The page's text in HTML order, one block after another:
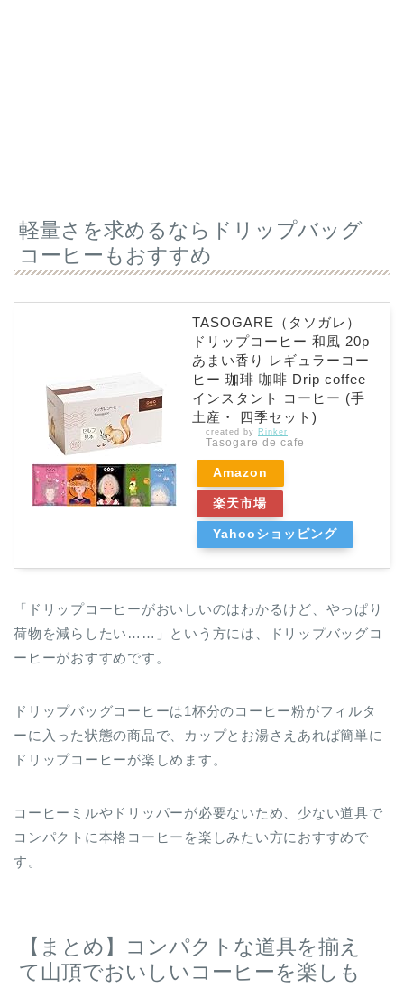
軽量さを求めるならドリップバッグ
コーヒーもおすすめ
TASOGARE（タソガレ）
ドリップコーヒー 和風 20p
あまい香り レギュラーコー
ヒー 珈琲 咖啡 Drip coffee
インスタント コーヒー (手
土産・ 四季セット)
created by Rinker
Tasogare de cafe
Amazon
楽天市場
Yahooショッピング
「ドリップコーヒーがおいしいのはわかるけど、やっぱり
荷物を減らしたい……」という方には、ドリップバッグコ
ーヒーがおすすめです。
ドリップバッグコーヒーは1杯分のコーヒー粉がフィルタ
ーに入った状態の商品で、カップとお湯さえあれば簡単に
ドリップコーヒーが楽しめます。
コーヒーミルやドリッパーが必要ないため、少ない道具で
コンパクトに本格コーヒーを楽しみたい方におすすめで
す。
【まとめ】コンパクトな道具を揃え
て山頂でおいしいコーヒーを楽しも